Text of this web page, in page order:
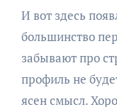
И вот здесь
большинство
забывают про
профиль не
ясен смысл.